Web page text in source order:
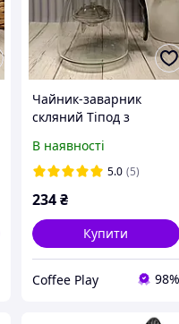
Чайник-заварник
скляний Тіпод з
заварювання 600 мл
(58902)
В наявності
5.0 (5)
234 ₴
Купити
Coffee Play 98%